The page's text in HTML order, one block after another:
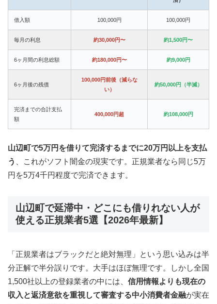
借入額 100,000円 100,000円
毎月の利息 約30,000円〜 約1,500円〜
6ヶ月間の利息総額 約180,000円〜 約9,000円
6ヶ月後の残債
100,000円前後（減らな
い）
約50,000円（半減）
完済までの合計支払
額
400,000円超 約108,000円
山辺町で5万円を借りて完済するまでに20万円以上を支払
う
、これがソフト闇金の現実です。正規業者なら同じ5万
円を5万4千円程度で完済できます。
山辺町で延滞中・どこにも借りれない人が
使える正規業者5選【2026年最新】
「正規業者はブラックだと絶対無理」という思い込みは半
分正解で半分誤りです。大手はほぼ無理です。しかし全国
1,500社以上の登録業者の中には、 信用情報よりも現在の
収入と返済意欲を重視して審査する中小消費者金融が実在